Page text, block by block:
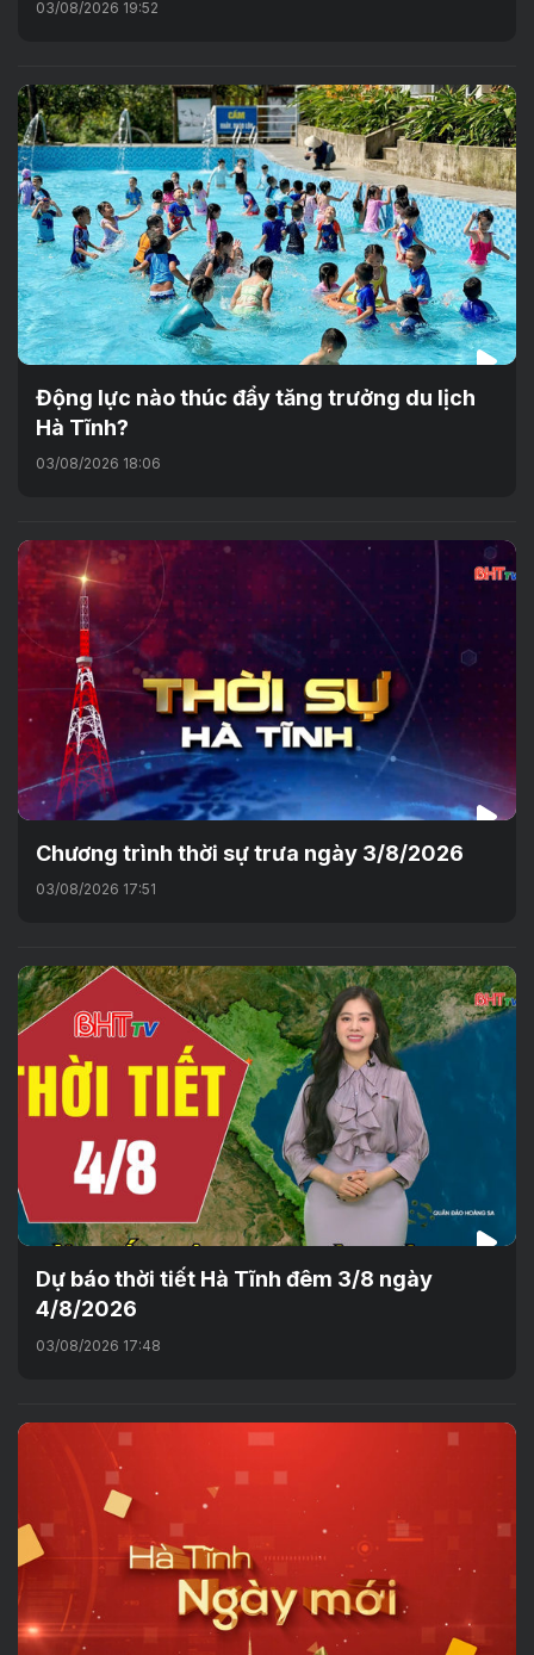
03/08/2026 19:52
Động lực nào thúc đẩy tăng trưởng du lịch
Hà Tĩnh?
03/08/2026 18:06
Chương trình thời sự trưa ngày 3/8/2026
03/08/2026 17:51
Dự báo thời tiết Hà Tĩnh đêm 3/8 ngày
4/8/2026
03/08/2026 17:48